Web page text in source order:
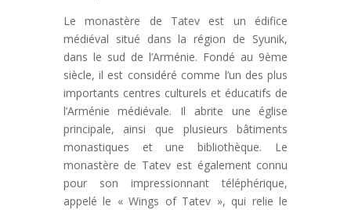
Le monastère de Tatev est un édifice
médiéval situé dans la région de Syunik,
dans le sud de l’Arménie. Fondé au 9ème
siècle, il est considéré comme l’un des plus
importants centres culturels et éducatifs de
l’Arménie médiévale. Il abrite une église
principale, ainsi que plusieurs bâtiments
monastiques et une bibliothèque. Le
monastère de Tatev est également connu
pour son impressionnant téléphérique,
appelé le « Wings of Tatev », qui relie le